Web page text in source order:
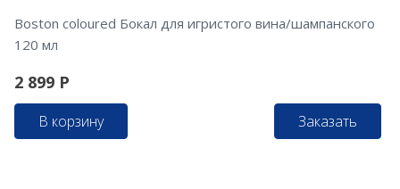
Boston coloured Бокал для игристого вина/шампанского
120 мл
2 899 Р
В корзину Заказать